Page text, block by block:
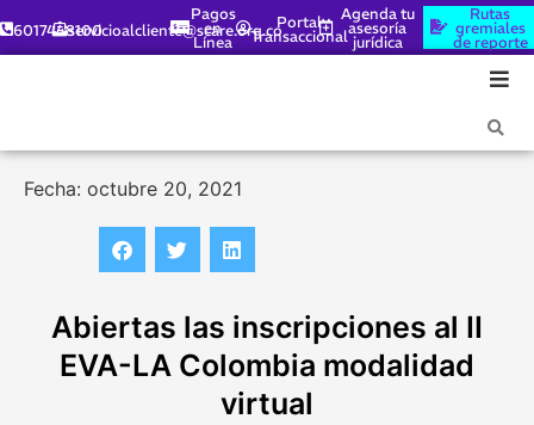
6017448100servicioalcliente@scare.org.co
Pagos
en
Línea
Portal
Transaccional
Agenda tu
asesoría
jurídica
Rutas
gremiales
de reporte
Fecha: octubre 20, 2021
Abiertas las inscripciones al II
EVA-LA Colombia modalidad
virtual